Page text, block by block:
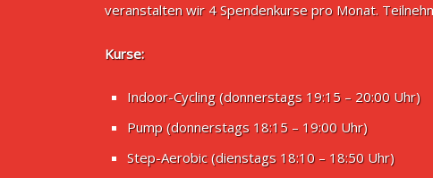
veranstalten wir 4 Spendenkurse pro Monat.
Kurse:
Indoor-Cycling (donnerstags 19:15 – 20:00 Uhr)
Pump (donnerstags 18:15 – 19:00 Uhr)
Step-Aerobic (dienstags 18:10 – 18:50 Uhr)